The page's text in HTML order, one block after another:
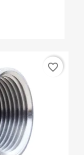
favorite_border